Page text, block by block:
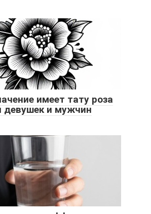
имеет тату роза
девушек и мужчин